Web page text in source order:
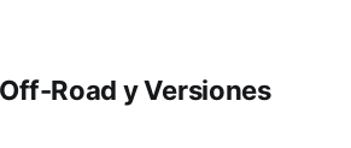
Road y Versiones